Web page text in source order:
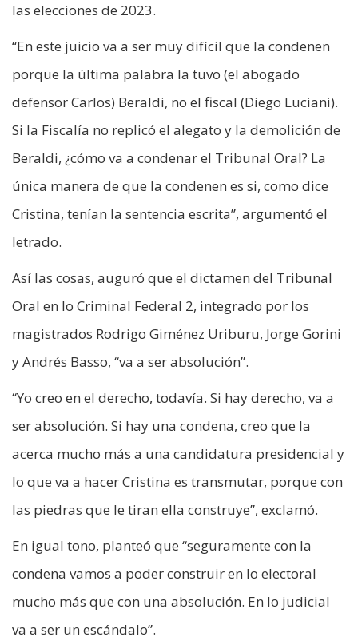
las elecciones de 2023.
“En este juicio va a ser muy difícil que la condenen
porque la última palabra la tuvo (el abogado
defensor Carlos) Beraldi, no el fiscal (Diego Luciani).
Si la Fiscalía no replicó el alegato y la demolición de
Beraldi, ¿cómo va a condenar el Tribunal Oral? La
única manera de que la condenen es si, como dice
Cristina, tenían la sentencia escrita”, argumentó el
letrado.
Así las cosas, auguró que el dictamen del Tribunal
Oral en lo Criminal Federal 2, integrado por los
magistrados Rodrigo Giménez Uriburu, Jorge Gorini
y Andrés Basso, “va a ser absolución”.
“Yo creo en el derecho, todavía. Si hay derecho, va a
ser absolución. Si hay una condena, creo que la
acerca mucho más a una candidatura presidencial y
lo que va a hacer Cristina es transmutar, porque con
las piedras que le tiran ella construye”, exclamó.
En igual tono, planteó que “seguramente con la
condena vamos a poder construir en lo electoral
mucho más que con una absolución. En lo judicial
va a ser un escándalo”.